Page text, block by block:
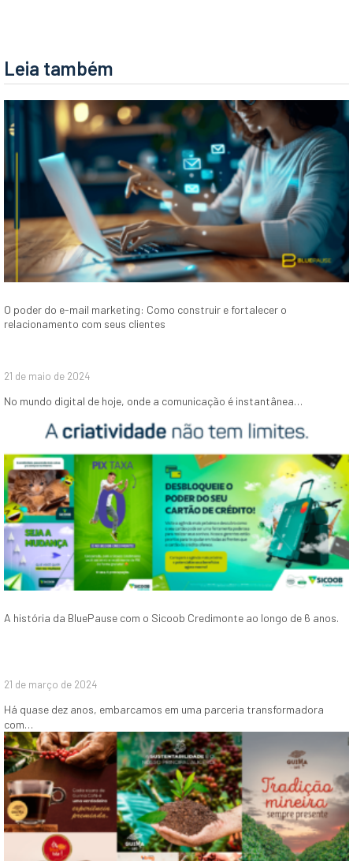
Leia também
O poder do e-mail marketing: Como construir e fortalecer o
relacionamento com seus clientes
21 de maio de 2024
No mundo digital de hoje, onde a comunicação é instantânea…
A história da BluePause com o Sicoob Credimonte ao longo de 6 anos.
21 de março de 2024
Há quase dez anos, embarcamos em uma parceria transformadora
com…